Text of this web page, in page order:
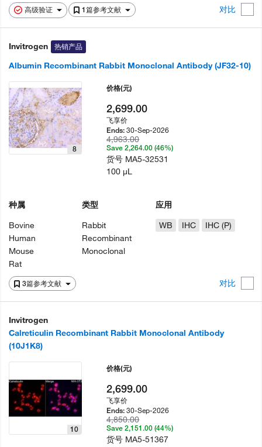
高级验证 1篇参考文献 对比
Invitrogen 热销产品
Albumin Recombinant Rabbit Monoclonal Antibody (JF32-10)
3篇参考文献 对比
8
种属
Bovine
Human
Mouse
Rat
类型
Rabbit
Recombinant
Monoclonal
应用
WB
IHC IHC (P)
价格(元)
2,699.00
飞享价
Ends:30-Sep-2026
4,963.00
Save 2,264.00 (46%)
货号 MA5-32531
100 µL
Invitrogen
Calreticulin Recombinant Rabbit Monoclonal Antibody
(10J1K8)
10
价格(元)
2,699.00
飞享价
Ends:30-Sep-2026
4,850.00
Save 2,151.00 (44%)
货号 MA5-51367